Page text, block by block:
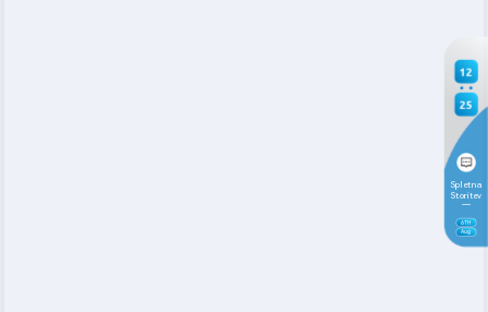
12
25
Spletna
Storitev
6TH
Aug